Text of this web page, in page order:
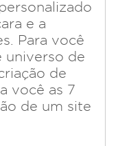
e a
Para você
universo de
de
você as 7
de um site